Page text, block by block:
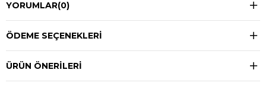
YORUMLAR(0)
ÖDEME SEÇENEKLERI
ÜRÜN ÖNERILERI